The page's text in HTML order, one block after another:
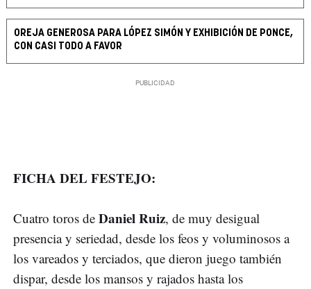
OREJA GENEROSA PARA LÓPEZ SIMÓN Y EXHIBICIÓN DE PONCE,
CON CASI TODO A FAVOR
FICHA DEL FESTEJO:
Cuatro toros de Daniel Ruiz, de muy desigual
presencia y seriedad, desde los feos y voluminosos a
los vareados y terciados, que dieron juego también
dispar, desde los mansos y rajados hasta los